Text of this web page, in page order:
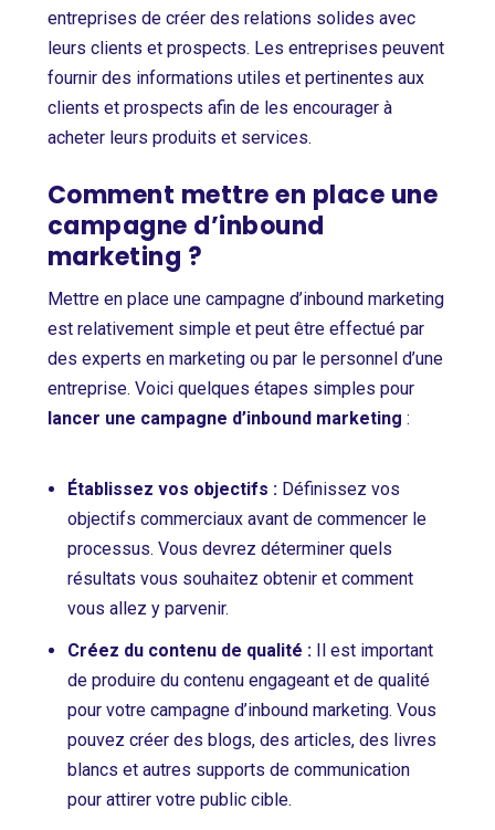
entreprises de créer des relations solides avec
leurs clients et prospects. Les entreprises peuvent
fournir des informations utiles et pertinentes aux
clients et prospects afin de les encourager à
acheter leurs produits et services.
Comment mettre en place une
campagne d’inbound
marketing ?
Mettre en place une campagne d’inbound marketing
est relativement simple et peut être effectué par
des experts en marketing ou par le personnel d’une
entreprise. Voici quelques étapes simples pour
lancer une campagne d’inbound marketing :
Établissez vos objectifs :Définissez vos
objectifs commerciaux avant de commencer le
processus. Vous devrez déterminer quels
résultats vous souhaitez obtenir et comment
vous allez y parvenir.
Créez du contenu de qualité :Il est important
de produire du contenu engageant et de qualité
pour votre campagne d’inbound marketing. Vous
pouvez créer des blogs, des articles, des livres
blancs et autres supports de communication
pour attirer votre public cible.